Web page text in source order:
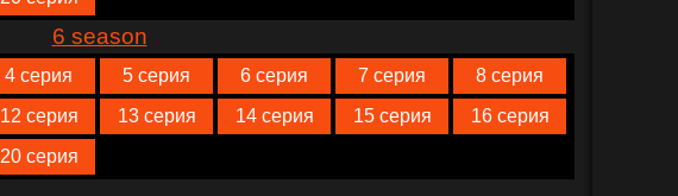
6 season
4 серия 5 серия 6 серия 7 серия
8 серия
12 серия 13 серия 14 серия 15 серия
16 серия
20 серия